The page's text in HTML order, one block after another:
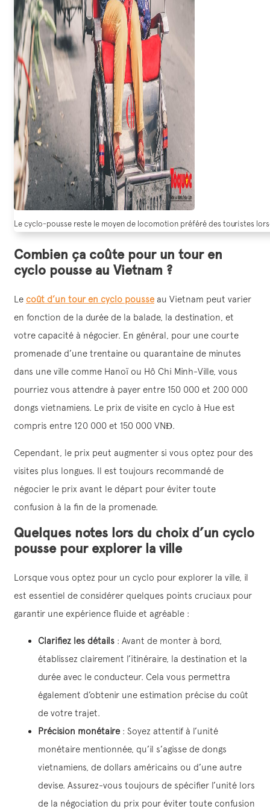
Le cyclo-pousse reste le moyen de locomotion préféré des touristes
Combien ça coûte pour un tour en
cyclo pousse au Vietnam ?
Le coût d’un tour en cyclo pousseau Vietnam peut varier
en fonction de la durée de la balade, la destination, et
votre capacité à négocier. En général, pour une courte
promenade d’une trentaine ou quarantaine de minutes
dans une ville comme Hanoï ou Hô Chi Minh-Ville, vous
pourriez vous attendre à payer entre 150 000 et 200 000
dongs vietnamiens. Le prix de visite en cyclo à Hue est
compris entre 120 000 et 150 000 VNĐ.
Cependant, le prix peut augmenter si vous optez pour des
visites plus longues. Il est toujours recommandé de
négocier le prix avant le départ pour éviter toute
confusion à la fin de la promenade.
Quelques notes lors du choix d’un cyclo
pousse pour explorer la ville
Lorsque vous optez pour un cyclo pour explorer la ville, il
est essentiel de considérer quelques points cruciaux pour
garantir une expérience fluide et agréable :
Clarifiez les détails : Avant de monter à bord,
établissez clairement l’itinéraire, la destination et la
durée avec le conducteur. Cela vous permettra
également d’obtenir une estimation précise du coût
de votre trajet.
Précision monétaire: Soyez attentif à l’unité
monétaire mentionnée, qu’il s’agisse de dongs
vietnamiens, de dollars américains ou d’une autre
devise. Assurez-vous toujours de spécifier l’unité lors
de la négociation du prix pour éviter toute confusion